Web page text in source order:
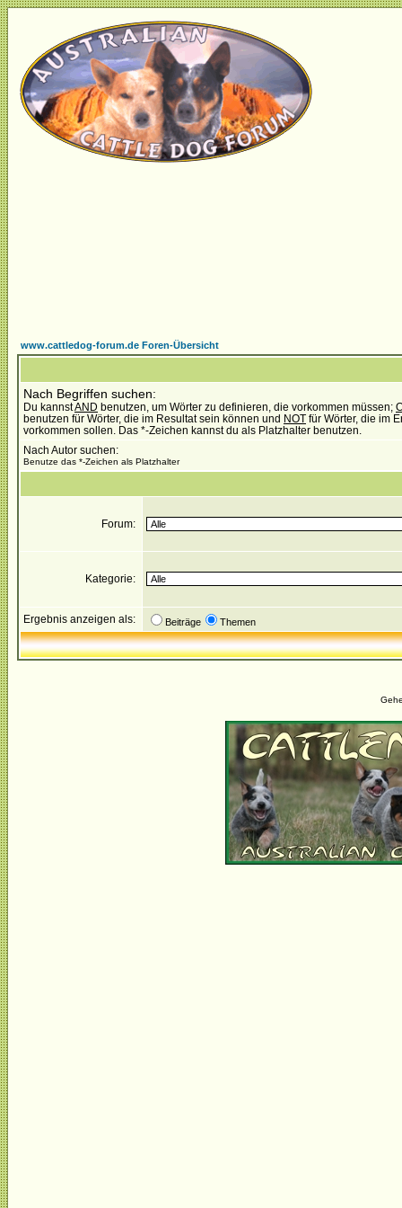
www.cattledog-forum.de Foren-Übersicht
Nach Begriffen suchen:
Du kannstAND benutzen, um Wörter zu definieren, die vorkommen müssen;
benutzen für Wörter, die im Resultat sein können und NOT für Wörter, die im
vorkommen sollen. Das *-Zeichen kannst du als Platzhalter benutzen.
Nach Autor suchen:
Benutze das *-Zeichen als Platzhalter
Forum:
Kategorie:
Ergebnis anzeigen als: Beiträge Themen